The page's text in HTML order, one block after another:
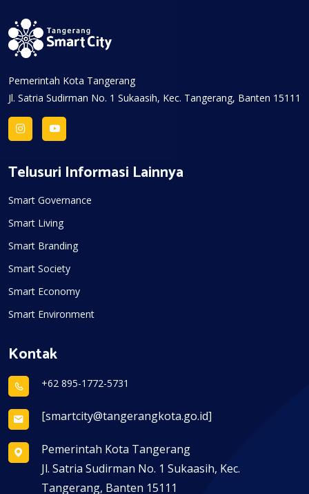
Pemerintah Kota Tangerang
Jl. Satria Sudirman No. 1 Sukaasih, Kec. Tangerang, Banten 15111
Telusuri Informasi Lainnya
Smart Governance
Smart Living
Smart Branding
Smart Society
Smart Economy
Smart Environment
Kontak
+62 895-1772-5731
[smartcity@tangerangkota.go.id]
Pemerintah Kota Tangerang
Jl. Satria Sudirman No. 1 Sukaasih, Kec.
Tangerang, Banten 15111